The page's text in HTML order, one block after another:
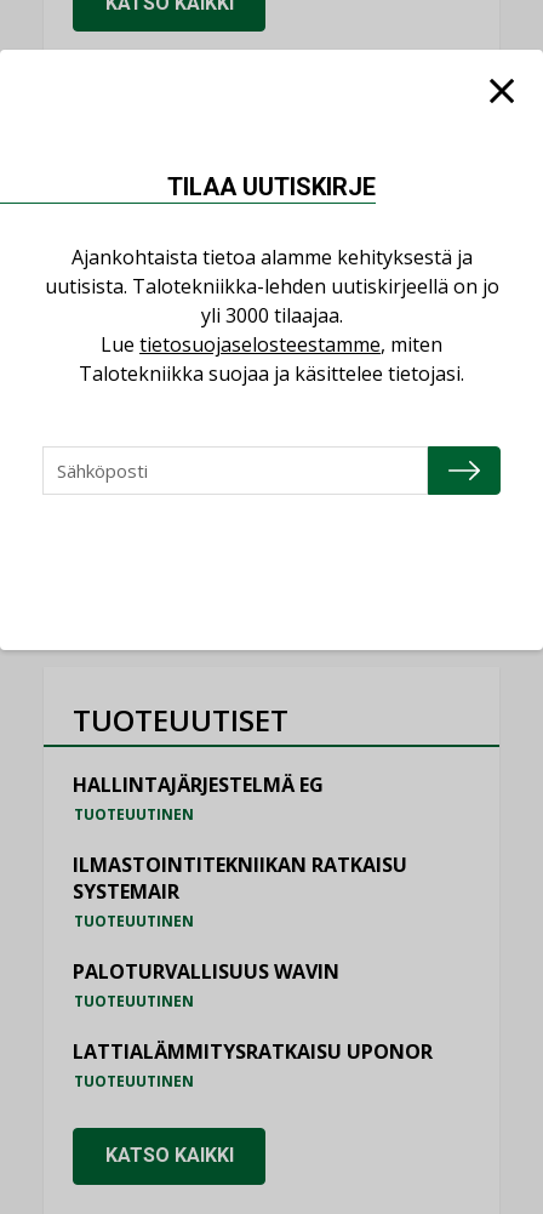
NIMITYKSET
Refair
Granlund Oy
Schneider Electric
NIMITYKSET
TUOTEUUTISET
HALLINTAJÄRJESTELMÄ EG
TUOTEUUTINEN
ILMASTOINTITEKNIIKAN RATKAISU
SYSTEMAIR
TUOTEUUTINEN
PALOTURVALLISUUS WAVIN
TUOTEUUTINEN
LATTIALÄMMITYSRATKAISU UPONOR
TUOTEUUTINEN
KATSO KAIKKI
TILAA UUTISKIRJE
Ajankohtaista tietoa alamme kehityksestä ja
uutisista. Talotekniikka-lehden uutiskirjeellä on jo
yli 3000 tilaajaa.
Lue tietosuojaselosteestamme, miten
Talotekniikka suojaa ja käsittelee tietojasi.